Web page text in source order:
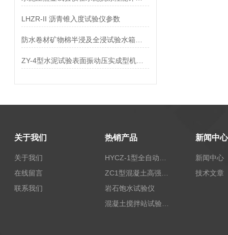
LHZR-II 沥青锥入度试验仪参数
关于我们
关于我们
在线留言
联系我们
热销产品
岩石饱水试验仪
新闻中心
新闻中心
技术文章